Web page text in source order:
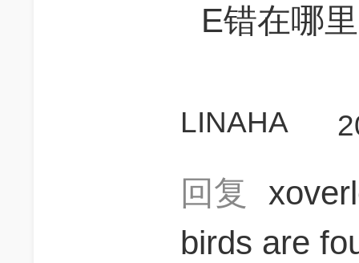
E错在哪
LINAHA
回复
birds are